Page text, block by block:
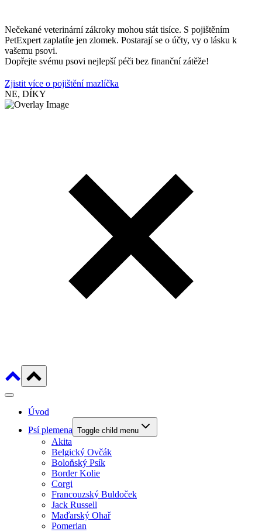
Nečekané veterinární zákroky mohou stát tisíce. S pojištěním
PetExpert zaplatíte jen zlomek. Postarají se o účty, vy o lásku k
vašemu psovi.
Dopřejte svému psovi nejlepší péči bez finanční zátěže!
Zjistit více o pojištění mazlíčka
NE, DÍKY
Úvod
Psí plemena Toggle child menu
Akita
Belgický Ovčák
Boloňský Psík
Border Kolie
Corgi
Francouzský Buldoček
Jack Russell
Maďarský Ohař
Pomerian